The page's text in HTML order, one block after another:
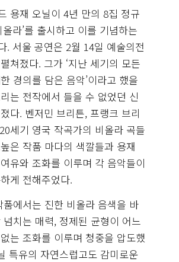
용재 오닐이 4년 만의 8집 정규
라’를 출시하고 이를 기념하는
. 서울 공연은 2월 14일 예술의전
쳐졌다. 그가 ‘지난 세기의 모든
경의를 담은 음악’이라고 했을
는 전작에서 들을 수 없었던 신
다. 벤저민 브리튼, 프랭크 브리
세기 영국 작곡가의 비올라 곡들
은 작품 마다의 색깔들과 용재
유와 조화를 이루며 각 음악들이
게 전해주었다.
에서는 진한 비올라 음색을 바
치는 매력, 정제된 균형이 어느
는 조화를 이루며 청중을 압도했
특유의 자연스럽고도 감미로운